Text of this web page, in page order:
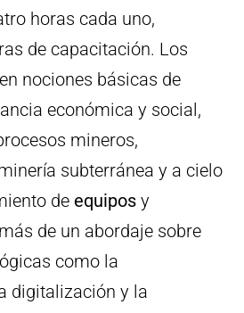
horas cada uno,
de capacitación. Los
nociones básicas de
económica y social,
mineros,
subterránea y a cielo
de equipos y
de un abordaje sobre
como la
digitalización y la